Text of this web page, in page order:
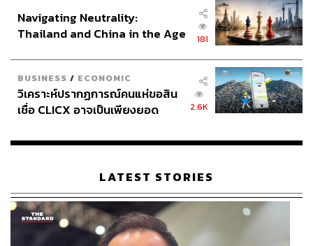
Navigating Neutrality:
Thailand and China in the Age
181
BUSINESS / ECONOMIC
วิเคราะห์ปรากฏการณ์คนแห่ขอสิน
เชื่อ CLICX อาจเป็นเพียงยอด
เรือนไทยที่ถูกซุกไว้
2.6K
LATEST STORIES